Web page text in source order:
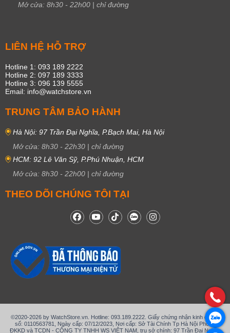
Mở cửa: 8h30 - 22h00 | chỉ đường
LIÊN HỆ HỖ TRỢ
Hotline 1: 093 189 2222
Hotline 2: 097 189 3333
Hotline 3: 096 139 5555
Email: info@watchstore.vn
TRUNG TÂM BẢO HÀNH
Hà Nội: 97 Trần Đại Nghĩa, P.Bạch Mai, Hà Nội
Mở cửa: 8h30 - 22h30 | chỉ đường
HCM: 92 Lê Văn Sỹ, P.Phú Nhuận, HCM
Mở cửa: 8h30 - 22h00 | chỉ đường
THEO DÕI CHÚNG TÔI TẠI
©2020-2026 by WatchStore.vn. Hotline: 093.189.2222. Giấy chứng nhận kinh doanh
số: 0110563781, Ngày cấp: 07/12/2023, Nơi cấp: Sở Tài Chính Tp Hà Nội Phòng
ĐKKD và TCDN - CÔNG TY TNHH WS VIỆT NAM, trụ sở chính: 97 Trần Đại Nghĩa,